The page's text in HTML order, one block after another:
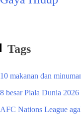
Tags
10 makanan dan
8 besar Piala Dunia 2026
AFC Nations League